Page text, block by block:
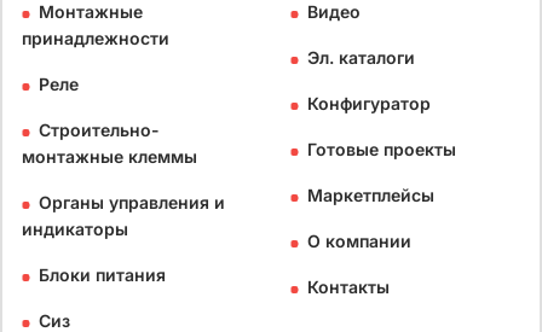
Монтажные
принадлежности
Реле
Строительно-
монтажные клеммы
Органы управления и
индикаторы
Блоки питания
Сиз
Видео
Эл. каталоги
Конфигуратор
Готовые проекты
Маркетплейсы
О компании
Контакты